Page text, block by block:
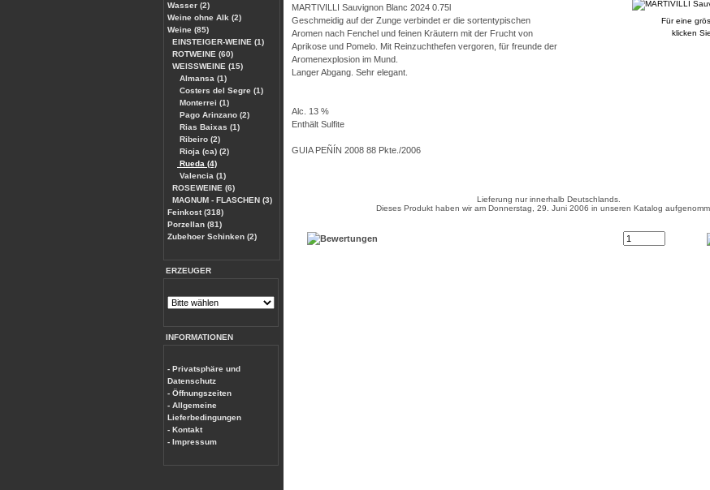
Wasser (2)
Weine ohne Alk (2)
Weine (85)
EINSTEIGER-WEINE (1)
ROTWEINE (60)
WEISSWEINE (15)
Almansa (1)
Costers del Segre (1)
Monterrei (1)
Pago Arinzano (2)
Rias Baixas (1)
Ribeiro (2)
Rioja (ca) (2)
Rueda (4)
Valencia (1)
ROSEWEINE (6)
MAGNUM - FLASCHEN (3)
Feinkost (318)
Porzellan (81)
Zubehoer Schinken (2)
ERZEUGER
INFORMATIONEN
- Privatsphäre und
Datenschutz
- Öffnungszeiten
- Allgemeine
Lieferbedingungen
- Kontakt
- Impressum
Für eine
klicken
MARTIVILLI Sauvignon Blanc 2024 0.75l
Geschmeidig auf der Zunge verbindet er die sortentypischen
Aromen nach Fenchel und feinen Kräutern mit der Frucht von
Aprikose und Pomelo. Mit Reinzuchthefen vergoren, für freunde der
Aromenexplosion im Mund.
Langer Abgang. Sehr elegant.
Alc. 13 %
Enthält Sulfite
GUIA PEÑÍN 2008 88 Pkte./2006
Lieferung nur innerhalb Deutschlands.
Dieses Produkt haben wir am Donnerstag, 29. Juni 2006 in unseren Katalog